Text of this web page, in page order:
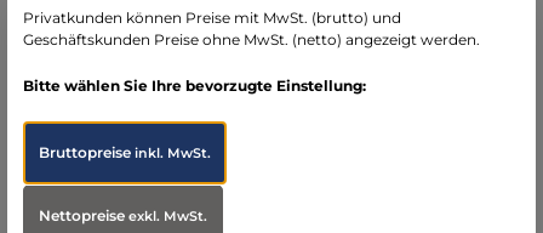
seit über 15 Jahren kompetenter Partner im
Bereich Notfallmedizin
Trivex Nitril Chemikalienschutzhandschuhe, Gr. 10 / 33 cm /
Privatkunden können Preise mit MwSt. (brutto) und
Geschäftskunden Preise ohne MwSt. (netto) angezeigt werden.
Bitte wählen Sie Ihre bevorzugte Einstellung:
Bruttopreiseinkl. MwSt.
Nettopreiseexkl. MwSt.